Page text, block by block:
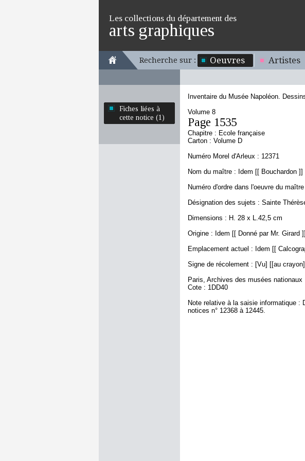
Les collections du département des
arts graphiques
Recherche sur : Oeuvres Artistes
Fiches liées à
cette notice (1)
Inventaire du Musée Napoléon.
Volume 8
Page 1535
Chapitre : Ecole française
Carton : Volume D
Numéro Morel d'Arleux : 12371
Nom du maître : Idem [[ Bouchardon ]]
Numéro d'ordre dans l'oeuvre du
Désignation des sujets : Sainte
Dimensions : H. 28 x L.42,5 cm
Origine : Idem [[ Donné par Mr. Girard ]]
Emplacement actuel : Idem [[
Signe de récolement : [Vu] [[au
Paris, Archives des musées nationaux
Cote : 1DD40
Note relative à la saisie informatique :
notices n° 12368 à 12445.